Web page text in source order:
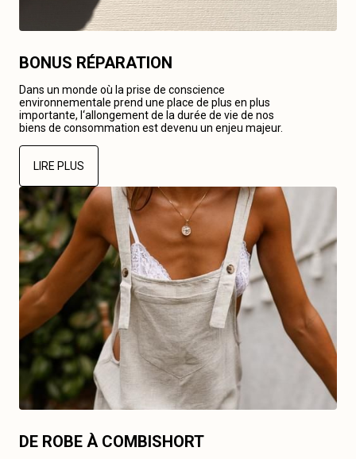
BONUS RÉPARATION
Dans un monde où la prise de conscience
environnementale prend une place de plus en plus
importante, l‘allongement de la durée de vie de nos
biens de consommation est devenu un enjeu majeur.
LIRE PLUS
DE ROBE À COMBISHORT